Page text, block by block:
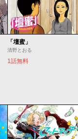
「壇蜜」
清野とおる
1話無料